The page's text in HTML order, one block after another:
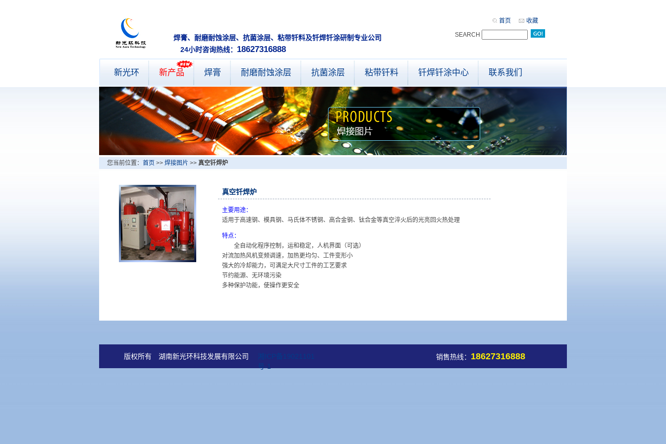
焊膏、耐磨耐蚀涂层、抗菌涂层、粘带钎料及钎焊钎涂研制专业公司
24小时咨询热线： 18627316888
首页
收藏
SEARCH
新光环 新产品 焊膏 耐磨耐蚀涂层 抗菌涂层 粘带钎料 钎焊钎涂中心 联系我们
您当前位置： 首页 >> 焊接图片 >> 真空钎焊炉
真空钎焊炉
主要用途：
适用于高速钢、模具钢、马氏体不锈钢、高合金钢、钛合金等真空淬火后的光亮回火热处理
特点：
全自动化程序控制，运和稳定，人机界面（可选）
对流加热风机变频调速，加热更均匀、工件变形小
强大的冷却能力，可满足大尺寸工件的工艺要求
节约能源、无环境污染
多种保护功能，使操作更安全
湘ICP备19021101
号-1
销售热线： 18627316888
版权所有 湖南新光环科技发展有限公司